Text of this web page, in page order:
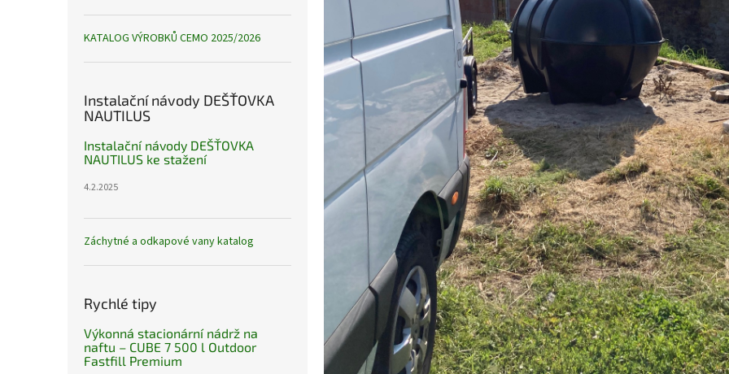
KATALOG VÝROBKŮ CEMO 2025/2026
Instalační návody DEŠŤOVKA
NAUTILUS
Instalační návody DEŠŤOVKA
NAUTILUS ke stažení
4.2.2025
Záchytné a odkapové vany katalog
Rychlé tipy
Výkonná stacionární nádrž na
naftu – CUBE 7 500 l Outdoor
Fastfill Premium